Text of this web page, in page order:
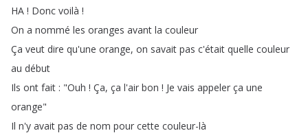
HA ! Donc voilà !
On a nommé les oranges avant la couleur
Ça veut dire qu'une orange, on savait pas c'était quelle couleur
au début
Ils ont fait : "Ouh ! Ça, ça l'air bon ! Je vais appeler ça une
orange"
Il n'y avait pas de nom pour cette couleur-là